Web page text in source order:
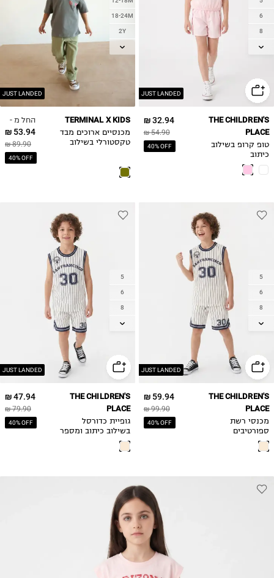
JUST LANDED
6
8
10
14
32.94 ₪
54.90 ₪
40% OFF
THE CHILDREN'S
PLACE
טופ קרופ בשילוב
כיתוב
JUST LANDED
18-24M
2Y
3Y
7Y
החל מ -
53.94 ₪
89.90 ₪
40% OFF
TERMINAL X KIDS
מכנסיים ארוכים מבד
טקסטורלי בשילוב
JUST LANDED
5
6
8
10
59.94 ₪
99.90 ₪
40% OFF
THE CHILDREN'S
PLACE
מכנסי רשת
ספורטיבים
JUST LANDED
5
6
8
10
47.94 ₪
79.90 ₪
40% OFF
THE CHILDREN'S
PLACE
גופיית כדורסל
בשילוב כיתוב ומספר